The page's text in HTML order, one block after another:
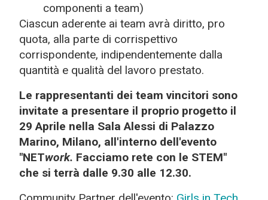
componenti a team)
Ciascun aderente ai team avrà diritto, pro
quota, alla parte di corrispettivo
corrispondente, indipendentemente dalla
quantità e qualità del lavoro prestato.
Le rappresentanti dei team vincitori sono
invitate a presentare il proprio progetto il
29 Aprile nella Sala Alessi di Palazzo
Marino, Milano, all'interno dell'evento
"NETwork. Facciamo rete con le STEM"
che si terrà dalle 9.30 alle 12.30.